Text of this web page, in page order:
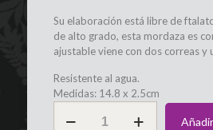
Su elaboración está libre de
de alto grado, esta mordaza es
ajustable viene con dos correas y
Resistente al agua.
Medidas: 14.8 x 2.5cm
con